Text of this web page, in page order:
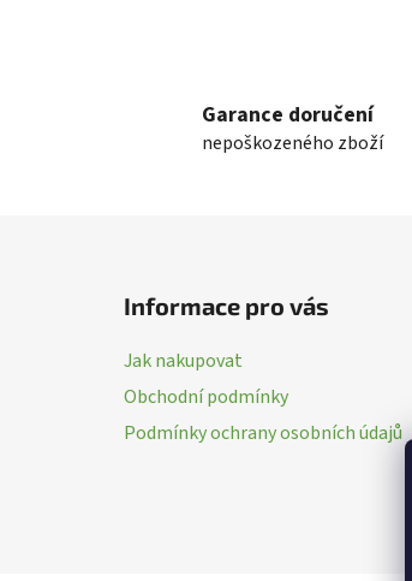
Garance doručení
nepoškozeného zboží
Informace pro vás
Jak nakupovat
Obchodní podmínky
Podmínky ochrany osobních údajů